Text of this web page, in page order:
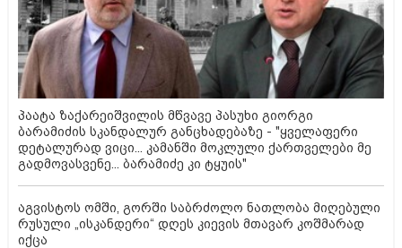
პაატა ზაქარეიშვილის მწვავე პასუხი გიორგი
ბარამიძის სკანდალურ განცხადებაზე - "ყველაფერი
დეტალურად ვიცი... კამანში მოკლული ქართველები მე
გადმოვასვენე... ბარამიძე კი ტყუის"
აგვისტოს ომში, გორში საბრძოლო ნათლობა მიღებული
რუსული „ისკანდერი“ დღეს კიევის მთავარ კოშმარად
იქცა